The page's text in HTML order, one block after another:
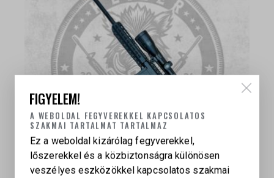
FIGYELEM!
A WEBOLDAL FEGYVEREKKEL KAPCSOLATOS
SZAKMAI TARTALMAT TARTALMAZ
Ez a weboldal kizárólag fegyverekkel,
lőszerekkel és a közbiztonságra különösen
veszélyes eszközökkel kapcsolatos szakmai